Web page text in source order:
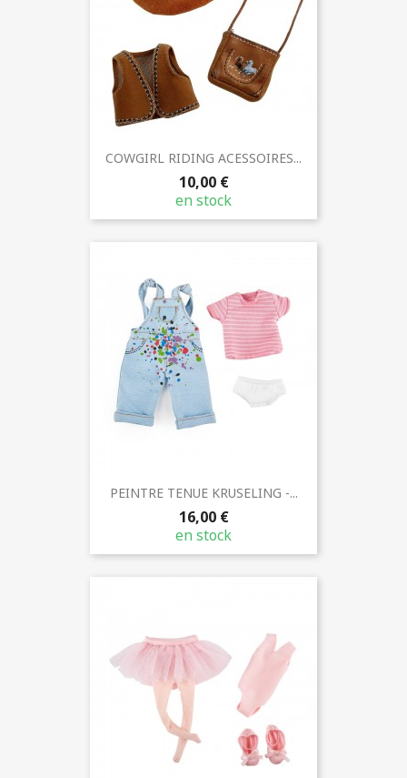
COWGIRL RIDING ACESSOIRES...
10,00 €
en stock
PEINTRE TENUE KRUSELING -...
16,00 €
en stock